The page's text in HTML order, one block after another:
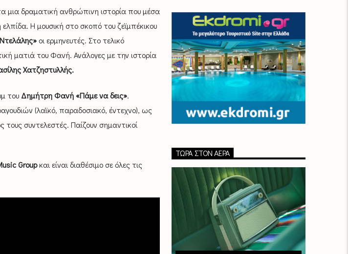
μια δραματική ανθρώπινη ιστορία που μέσα
Η μουσική στο σκοπό του ζεϊμπέκικου
οι ερμηνευτές. Στο τελικό
ματιά του Φανή. Ανάλογες με την ιστορία
Χατζηστυλλής.
τουΔημήτρη Φανή «Πάμε να δεις».
(λαϊκό, παραδοσιακό, έντεχνο), ως
συντελεστές. Παίζουν σημαντικοί
Groupκαι είναι διαθέσιμο σε όλες τις
ΤΏΡΑ ΣΤΟΝ ΑΈΡΑ